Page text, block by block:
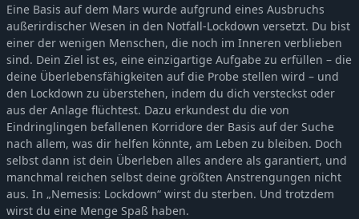
Eine Basis auf dem Mars wurde aufgrund eines Ausbruchs
außerirdischer Wesen in den Notfall-Lockdown versetzt. Du bist
einer der wenigen Menschen, die noch im Inneren verblieben
sind. Dein Ziel ist es, eine einzigartige Aufgabe zu erfüllen – die
deine Überlebensfähigkeiten auf die Probe stellen wird – und
den Lockdown zu überstehen, indem du dich versteckst oder
aus der Anlage flüchtest. Dazu erkundest du die von
Eindringlingen befallenen Korridore der Basis auf der Suche
nach allem, was dir helfen könnte, am Leben zu bleiben. Doch
selbst dann ist dein Überleben alles andere als garantiert, und
manchmal reichen selbst deine größten Anstrengungen nicht
aus. In „Nemesis: Lockdown“ wirst du sterben. Und trotzdem
wirst du eine Menge Spaß haben.